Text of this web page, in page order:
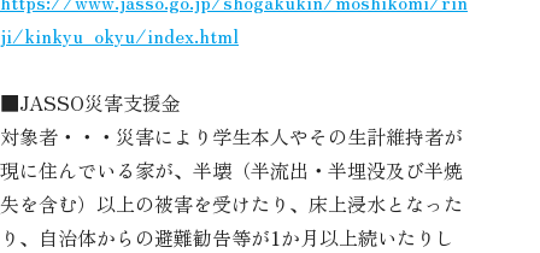
ji/kinkyu_okyu/index.html
■JASSO災害支援金
対象者・・・災害により学生本人やその生計維持者が
現に住んでいる家が、半壊（半流出・半埋没及び半焼
失を含む）以上の被害を受けたり、床上浸水となった
り、自治体からの避難勧告等が1か月以上続いたりし